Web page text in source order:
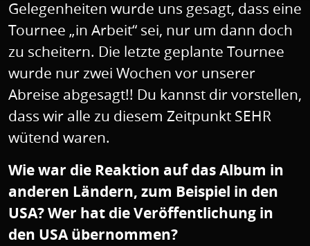
Gelegenheiten wurde uns gesagt, dass eine
Tournee „in Arbeit“ sei, nur um dann doch
zu scheitern. Die letzte geplante Tournee
wurde nur zwei Wochen vor unserer
Abreise abgesagt!! Du kannst dir vorstellen,
dass wir alle zu diesem Zeitpunkt SEHR
wütend waren.
Wie war die Reaktion auf das Album in
anderen Ländern, zum Beispiel in den
USA? Wer hat die Veröffentlichung in
den USA übernommen?